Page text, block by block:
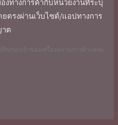
งทางการค้ากับหน่วยงานที่ระบุ
ตรงผ่านเว็บไซต์/แอปทางการ
ต
นของเจ้าของเครื่องหมายการค้าแต่ละ